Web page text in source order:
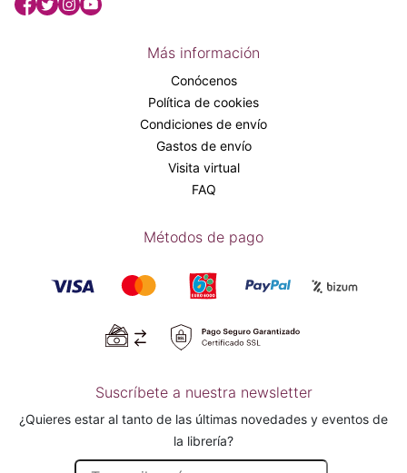
Más información
Conócenos
Política de cookies
Condiciones de envío
Gastos de envío
Visita virtual
FAQ
Métodos de pago
Suscríbete a nuestra newsletter
¿Quieres estar al tanto de las últimas novedades y eventos de
la librería?